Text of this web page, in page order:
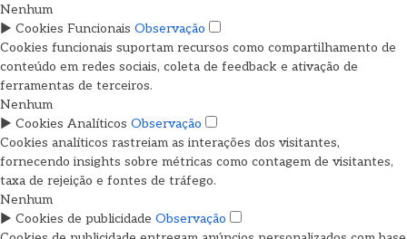
Nenhum
► Cookies Funcionais Observação
Cookies funcionais suportam recursos como compartilhamento de
conteúdo em redes sociais, coleta de feedback e ativação de
ferramentas de terceiros.
Nenhum
► Cookies Analíticos Observação
Cookies analíticos rastreiam as interações dos visitantes,
fornecendo insights sobre métricas como contagem de visitantes,
taxa de rejeição e fontes de tráfego.
Nenhum
► Cookies de publicidade Observação